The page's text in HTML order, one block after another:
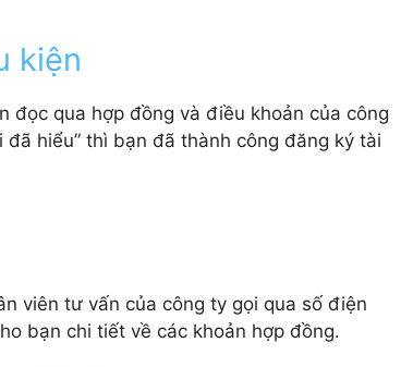
kiện
đọc qua hợp đồng và điều khoản của công
hiểu” thì bạn đã thành công đăng ký tài
viên tư vấn của công ty gọi qua số điện
bạn chi tiết về các khoản hợp đồng.